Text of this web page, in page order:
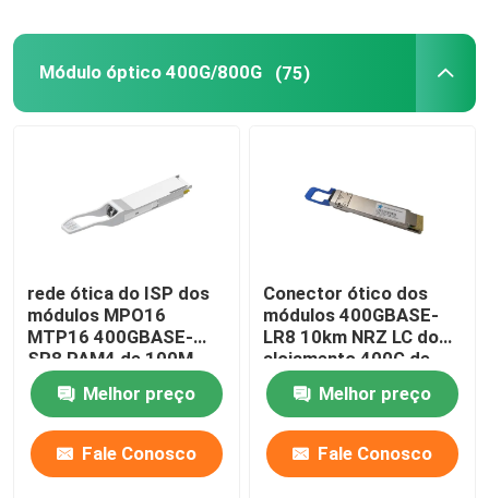
Módulo óptico 400G/800G (75)
rede ótica do ISP dos
módulos MPO16
MTP16 400GBASE-
SR8 PAM4 de 100M
DCO OSFP 400G
Melhor preço
Fale Conosco
Conector ótico dos
módulos 400GBASE-
LR8 10km NRZ LC do
alojamento 400G de
QSFP-DD
Melhor preço
Fale Conosco